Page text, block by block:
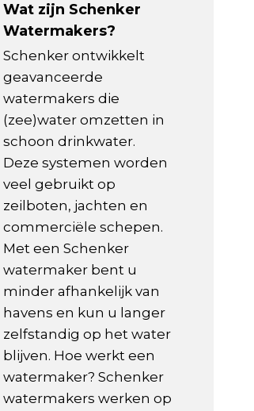
Wat zijn Schenker
Watermakers?
Schenker ontwikkelt
geavanceerde
watermakers die
(zee)water omzetten in
schoon drinkwater.
Deze systemen worden
veel gebruikt op
zeilboten, jachten en
commerciële schepen.
Met een Schenker
watermaker bent u
minder afhankelijk van
havens en kun u langer
zelfstandig op het water
blijven. Hoe werkt een
watermaker? Schenker
watermakers werken op